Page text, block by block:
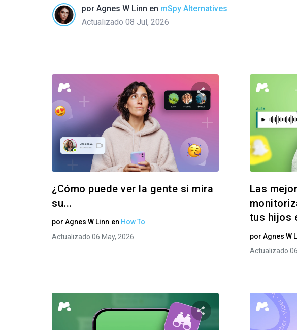
por Agnes W Linn en mSpy Alternatives
Actualizado 08 Jul, 2026
Comparte este
Twitter Facebook Copiar
¿Cómo puede ver la gente si mira
su...
porAgnes W Linn en How To
Actualizado 06 May, 2026
Las
tus hijos
por Agnes W
Actualizado